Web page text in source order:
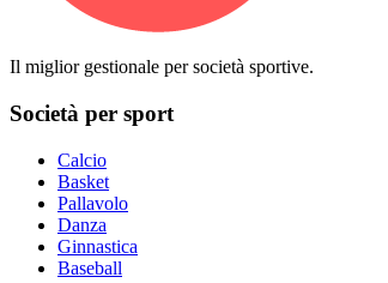
Il miglior gestionale per società sportive.
Società per sport
Calcio
Basket
Pallavolo
Danza
Ginnastica
Baseball